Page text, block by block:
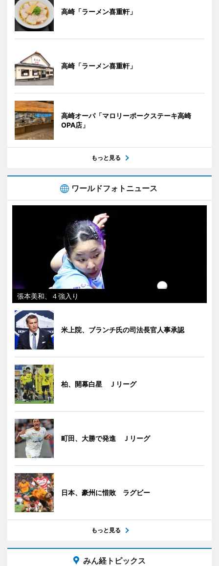
高崎「ラーメン喜重軒」
高崎「ラーメン喜重軒」
高崎オーパ「マロリーポークステーキ高崎
OPA店」
もっと見る
ワールドフォトニュース
張本美和、４強入り
米上院、ブランチ氏の司法長官人事承認
柏、開幕白星 Ｊリーグ
町田、大勝で発進 Ｊリーグ
日本、豪州に惜敗 ラグビー
もっと見る
みん経トピックス